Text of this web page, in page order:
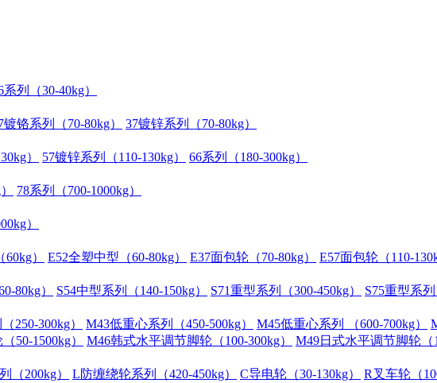
系列（30-40kg）
镀铬系列（70-80kg）
37镀锌系列（70-80kg）
） 57镀锌系列（110-130kg）
66系列（180-300kg）
78系列（700-1000kg）
）
） E52全塑中型（60-80kg） E37面包轮（70-80kg） E57面包轮（110-
80kg） S54中型系列（140-150kg） S71重型系列（300-450kg）
S75重型系列
250-300kg） M43低重心系列（450-500kg） M45低重心系列 （600-700kg）
50-1500kg） M46韩式水平调节脚轮（100-300kg） M49日式水平调节脚轮（
（200kg） L防缠绕轮系列（420-450kg） C导电轮（30-130kg） R叉车轮（